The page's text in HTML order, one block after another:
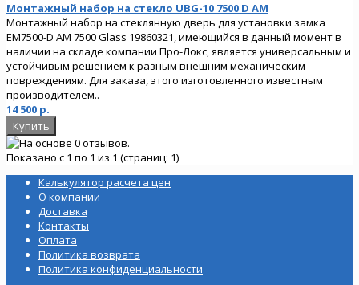
Монтажный набор на стекло UBG-10 7500 D AM
Монтажный набор на стеклянную дверь для установки замка
EM7500-D AM 7500 Glass 19860321, имеющийся в данный момент в
наличии на складе компании Про-Локс, является универсальным и
устойчивым решением к разным внешним механическим
повреждениям. Для заказа, этого изготовленного известным
производителем..
14 500 р.
Показано с 1 по 1 из 1 (страниц: 1)
Калькулятор расчета цен
О компании
Доставка
Контакты
Оплата
Политика возврата
Политика конфиденциальности